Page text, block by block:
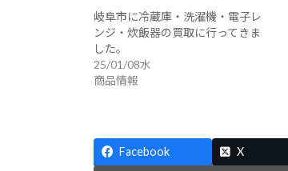
岐阜市に冷蔵庫・洗濯機・電子レ
ンジ・炊飯器の買取に行ってきま
した。
25/01/08水
商品情報
Facebook X